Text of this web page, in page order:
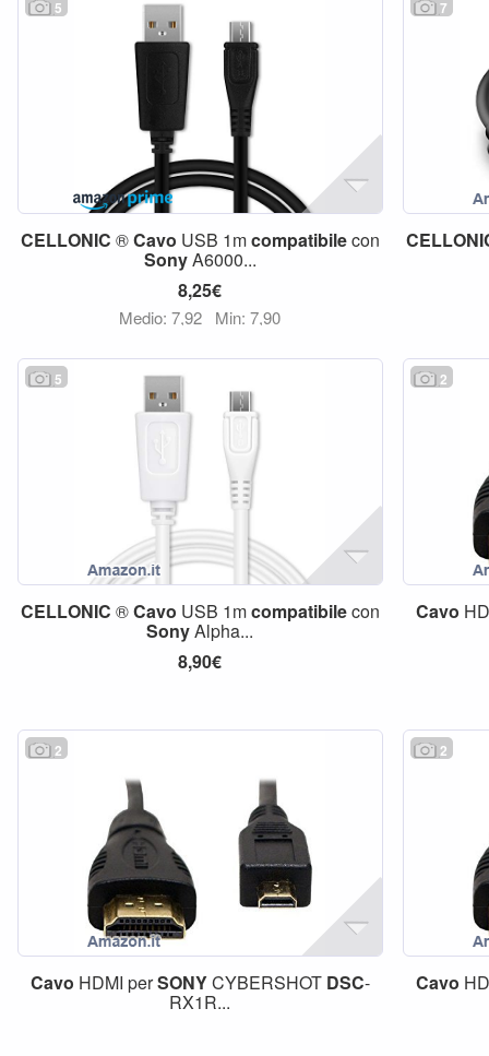
5
CELLONIC ®Cavo USB 1mcompatibilecon
SonyA6000...
8,25€
Medio: 7,92 Min: 7,90
7
5
CELLONIC ®Cavo USB 1mcompatibilecon
SonyAlpha...
8,90€
2
Cavo
2
Cavo HDMI perSONYCYBERSHOT DSC-
RX1R...
2
Cavo